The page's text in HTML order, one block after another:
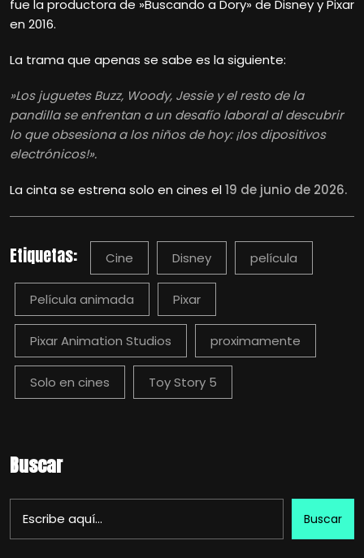
fue la productora de »Buscando a Dory» de Disney y Pixar
en 2016.
La trama que apenas se sabe es la siguiente:
»Los juguetes Buzz, Woody, Jessie y el resto de la
pandilla se enfrentan a un desafío laboral al descubrir
lo que obsesiona a los niños de hoy: ¡los dipositivos
electrónicos!».
La cinta se estrena solo en cines el19 de junio de 2026.
Etiquetas: Cine Disney película
Película animada Pixar
Pixar Animation Studios proximamente
Solo en cines Toy Story 5
Buscar
Buscar